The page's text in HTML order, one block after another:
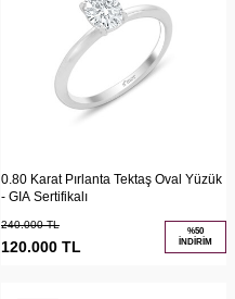
0.80 Karat Pırlanta Tektaş Oval Yüzük
- GIA Sertifikalı
240.000TL
120.000 TL
%50
İNDIRIM